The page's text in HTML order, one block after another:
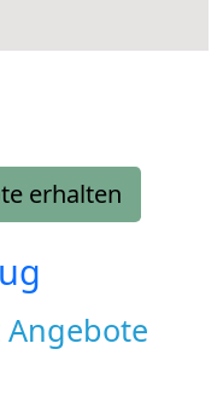
erhalten
Angebote